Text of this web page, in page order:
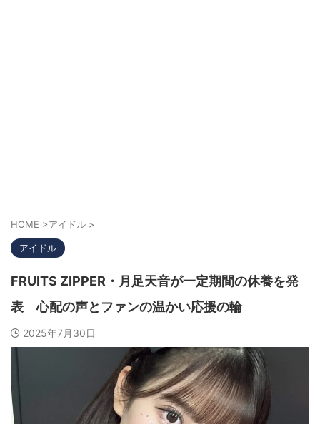
HOME >アイドル >
アイドル
FRUITS ZIPPER・月足天音が一定期間の休養を発
表 心配の声とファンの温かい応援の輪
2025年7月30日